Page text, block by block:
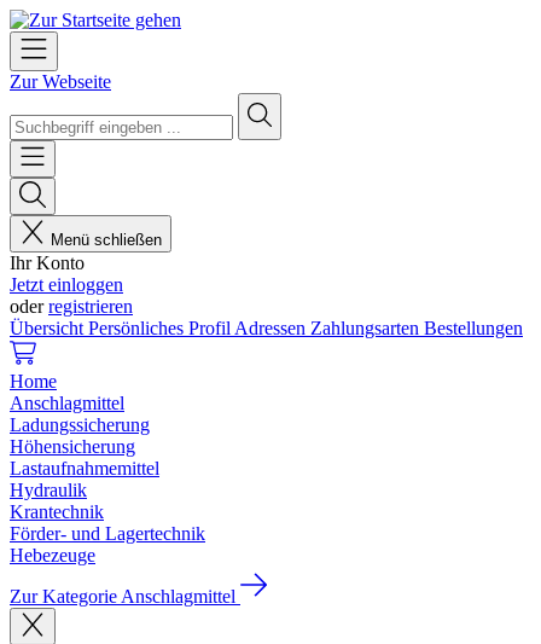
Zur Webseite
Menü schließen
Ihr Konto
Jetzt einloggen
oderregistrieren
Übersicht Persönliches Profil Adressen Zahlungsarten Bestellungen
Home
Anschlagmittel
Ladungssicherung
Höhensicherung
Lastaufnahmemittel
Hydraulik
Krantechnik
Förder- und Lagertechnik
Hebezeuge
Zur Kategorie Anschlagmittel